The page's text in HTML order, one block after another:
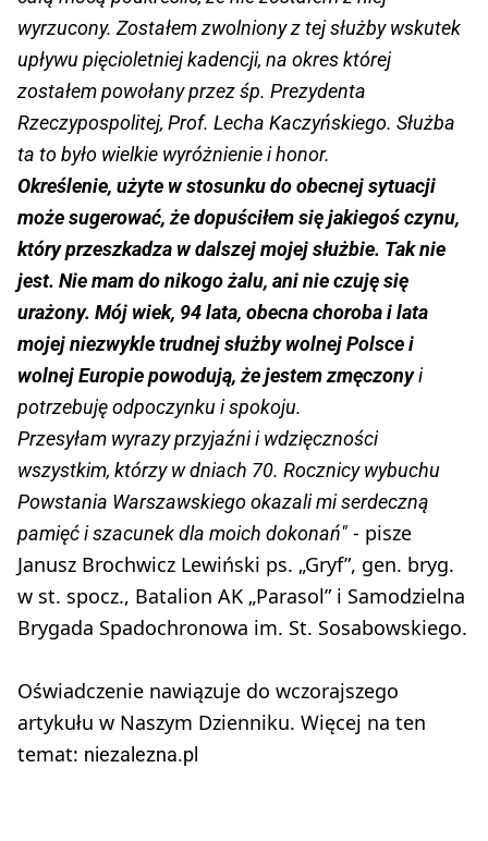
wyrzucony. Zostałem zwolniony z tej służby wskutek
upływu pięcioletniej kadencji, na okres której
zostałem powołany przez śp. Prezydenta
Rzeczypospolitej, Prof. Lecha Kaczyńskiego. Służba
ta to było wielkie wyróżnienie i honor.
Określenie, użyte w stosunku do obecnej sytuacji
może sugerować, że dopuściłem się jakiegoś czynu,
który przeszkadza w dalszej mojej służbie. Tak nie
jest. Nie mam do nikogo żalu, ani nie czuję się
urażony. Mój wiek, 94 lata, obecna choroba i lata
mojej niezwykle trudnej służby wolnej Polsce i
wolnej Europie powodują, że jestem zmęczonyi
potrzebuję odpoczynku i spokoju.
Przesyłam wyrazy przyjaźni i wdzięczności
wszystkim, którzy w dniach 70. Rocznicy wybuchu
Powstania Warszawskiego okazali mi serdeczną
pamięć i szacunek dla moich dokonań" - pisze
Janusz Brochwicz Lewiński ps. „Gryf”, gen. bryg.
w st. spocz., Batalion AK „Parasol” i Samodzielna
Brygada Spadochronowa im. St. Sosabowskiego.
Oświadczenie nawiązuje do wczorajszego
artykułu w Naszym Dzienniku. Więcej na ten
temat: niezalezna.pl